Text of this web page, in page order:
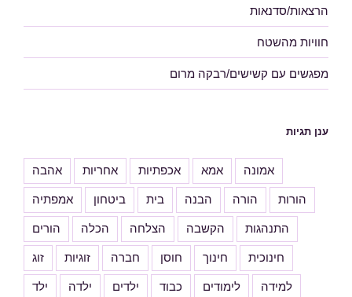
הרצאות/סדנאות
חוויות מהשטח
מפגשים עם קשישים/רבקה מרום
ענן תגיות
אהבה אחריות אכפתיות אמא אמונה
אמפתיה ביטחון בית הבנה הורה הורות
הורים הכלה הצלחה הקשבה התנהגות
זוג זוגיות חברה חוסן חינוך חינוכית
ילד ילדה ילדים כבוד לימודים למידה